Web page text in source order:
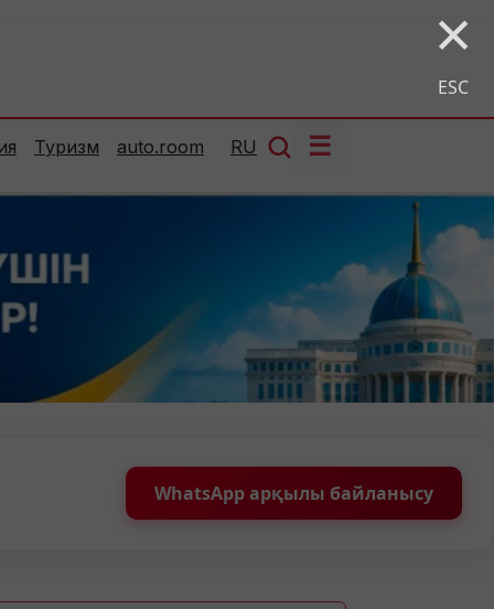
×
ESC
Туризм auto.room RU ☰
WhatsApp арқылы байланысу